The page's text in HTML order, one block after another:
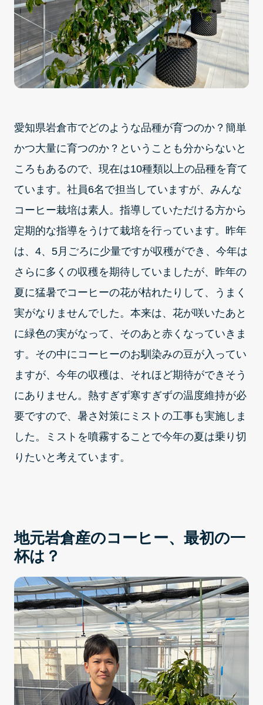
愛知県岩倉市でどのような品種が育つのか？簡単
かつ大量に育つのか？ということも分からないと
ころもあるので、現在は10種類以上の品種を育て
ています。社員6名で担当していますが、みんな
コーヒー栽培は素人。指導していただける方から
定期的な指導をうけて栽培を行っています。昨年
は、4、5月ごろに少量ですが収穫ができ、今年は
さらに多くの収穫を期待していましたが、昨年の
夏に猛暑でコーヒーの花が枯れたりして、うまく
実がなりませんでした。本来は、花が咲いたあと
に緑色の実がなって、そのあと赤くなっていきま
す。その中にコーヒーのお馴染みの豆が入ってい
ますが、今年の収穫は、それほど期待ができそう
にありません。熱すぎず寒すぎずの温度維持が必
要ですので、暑さ対策にミストの工事も実施しま
した。ミストを噴霧することで今年の夏は乗り切
りたいと考えています。
地元岩倉産のコーヒー、最初の一
杯は？